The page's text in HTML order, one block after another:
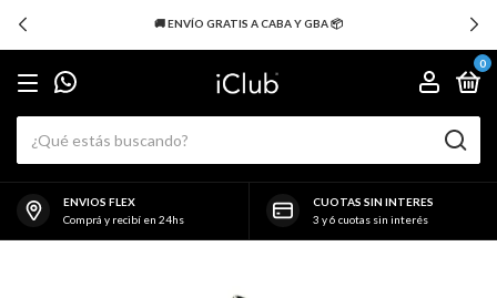
🚚 ENVÍO GRATIS A CABA Y GBA 📦
0
ENVIOS FLEX
Comprá y recibí en 24hs
CUOTAS SIN INTERES
3 y 6 cuotas sin interés